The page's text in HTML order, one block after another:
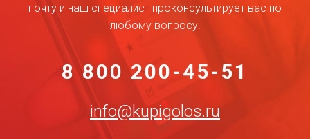
почту и наш специалист проконсультирует вас по
любому вопросу!
8 800 200-45-51
info@kupigolos.ru